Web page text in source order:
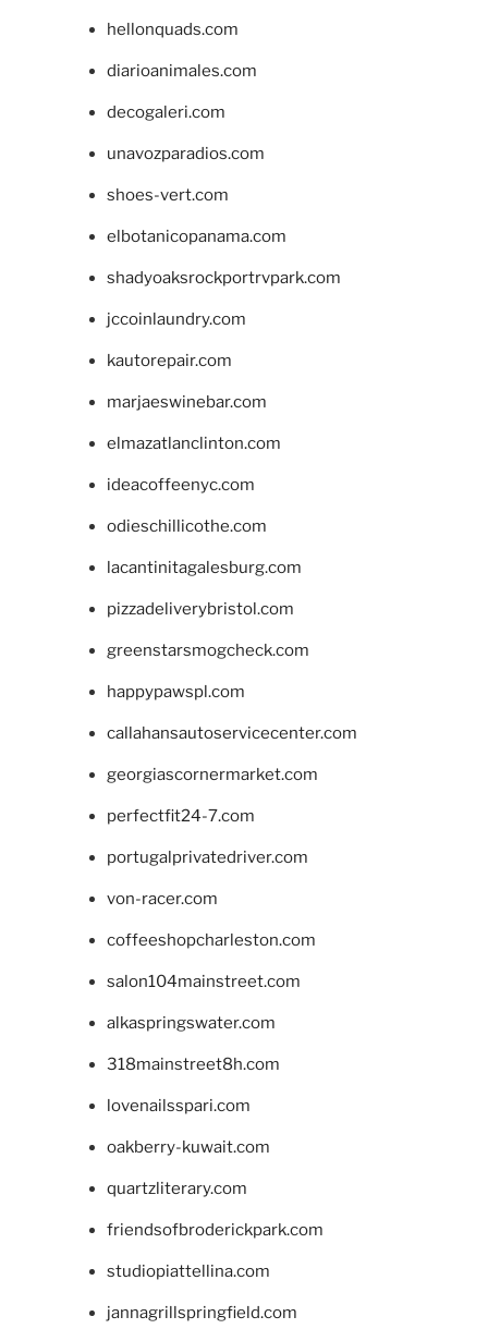
hellonquads.com
diarioanimales.com
decogaleri.com
unavozparadios.com
shoes-vert.com
elbotanicopanama.com
shadyoaksrockportrvpark.com
jccoinlaundry.com
kautorepair.com
marjaeswinebar.com
elmazatlanclinton.com
ideacoffeenyc.com
odieschillicothe.com
lacantinitagalesburg.com
pizzadeliverybristol.com
greenstarsmogcheck.com
happypawspl.com
callahansautoservicecenter.com
georgiascornermarket.com
perfectfit24-7.com
portugalprivatedriver.com
von-racer.com
coffeeshopcharleston.com
salon104mainstreet.com
alkaspringswater.com
318mainstreet8h.com
lovenailsspari.com
oakberry-kuwait.com
quartzliterary.com
friendsofbroderickpark.com
studiopiattellina.com
jannagrillspringfield.com